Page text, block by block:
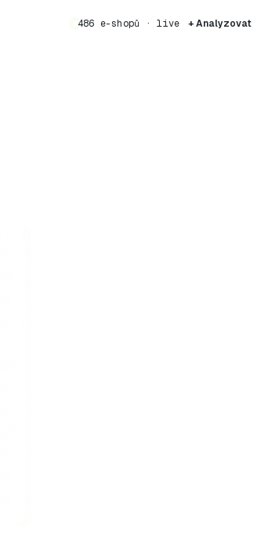
486 e-shopů · live + Analyzovat